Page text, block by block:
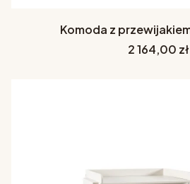
Komoda z
Cena
2 164,00 zł